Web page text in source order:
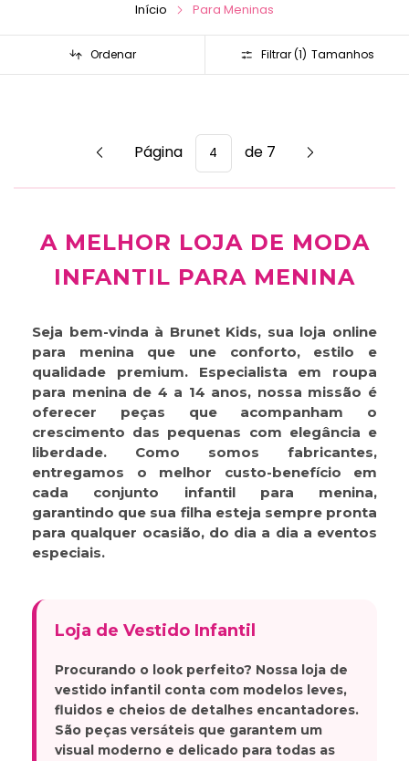
Início Para Meninas
Ordenar Filtrar (1)
Página de 7
A MELHOR LOJA DE MODA
INFANTIL PARA MENINA
Seja bem-vinda à Brunet Kids, sua loja online
para menina que une conforto, estilo e
qualidade premium. Especialista em roupa
para menina de 4 a 14 anos, nossa missão é
oferecer peças que acompanham o
crescimento das pequenas com elegância e
liberdade. Como somos fabricantes,
entregamos o melhor custo-benefício em
cada conjunto infantil para menina,
garantindo que sua filha esteja sempre pronta
para qualquer ocasião, do dia a dia a eventos
especiais.
Loja de Vestido Infantil
Procurando o look perfeito? Nossa loja de
vestido infantil conta com modelos leves,
fluidos e cheios de detalhes encantadores.
São peças versáteis que garantem um
visual moderno e delicado para todas as